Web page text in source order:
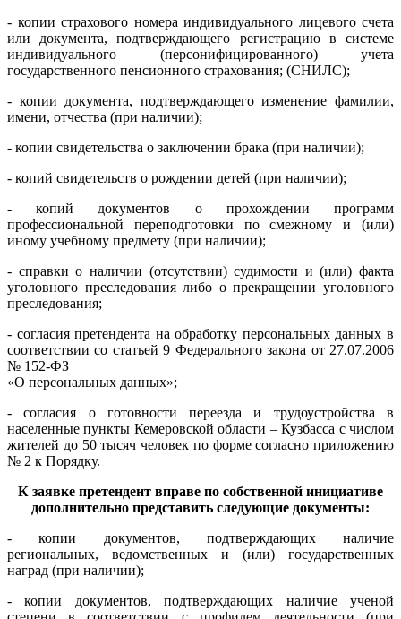
- копии страхового номера индивидуального лицевого счета
или документа, подтверждающего регистрацию в системе
индивидуального (персонифицированного) учета
государственного пенсионного страхования; (СНИЛС);
- копии документа, подтверждающего изменение фамилии,
имени, отчества (при наличии);
- копии свидетельства о заключении брака (при наличии);
- копий свидетельств о рождении детей (при наличии);
- копий документов о прохождении программ
профессиональной переподготовки по смежному и (или)
иному учебному предмету (при наличии);
- справки о наличии (отсутствии) судимости и (или) факта
уголовного преследования либо о прекращении уголовного
преследования;
- согласия претендента на обработку персональных данных в
соответствии со статьей 9 Федерального закона от 27.07.2006
№ 152-ФЗ
«О персональных данных»;
- согласия о готовности переезда и трудоустройства в
населенные пункты Кемеровской области – Кузбасса с числом
жителей до 50 тысяч человек по форме согласно приложению
№ 2 к Порядку.
К заявке претендент вправе по собственной инициативе
дополнительно представить следующие документы:
- копии документов, подтверждающих наличие
региональных, ведомственных и (или) государственных
наград (при наличии);
- копии документов, подтверждающих наличие ученой